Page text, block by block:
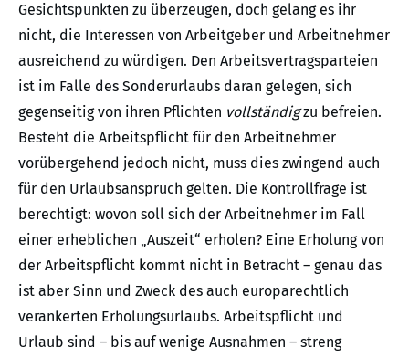
Gesichtspunkten zu überzeugen, doch gelang es ihr
nicht, die Interessen von Arbeitgeber und Arbeitnehmer
ausreichend zu würdigen. Den Arbeitsvertragsparteien
ist im Falle des Sonderurlaubs daran gelegen, sich
gegenseitig von ihren Pflichten vollständigzu befreien.
Besteht die Arbeitspflicht für den Arbeitnehmer
vorübergehend jedoch nicht, muss dies zwingend auch
für den Urlaubsanspruch gelten. Die Kontrollfrage ist
berechtigt: wovon soll sich der Arbeitnehmer im Fall
einer erheblichen „Auszeit“ erholen? Eine Erholung von
der Arbeitspflicht kommt nicht in Betracht – genau das
ist aber Sinn und Zweck des auch europarechtlich
verankerten Erholungsurlaubs. Arbeitspflicht und
Urlaub sind – bis auf wenige Ausnahmen – streng